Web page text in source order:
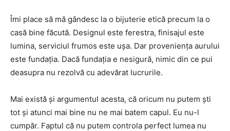
Îmi place să mă gândesc la o bijuterie etică precum la o
casă bine făcută. Designul este ferestra, finisajul este
lumina, serviciul frumos este ușa. Dar proveniența aurului
este fundația. Dacă fundația e nesigură, nimic din ce pui
deasupra nu rezolvă cu adevărat lucrurile.
Mai există și argumentul acesta, că oricum nu putem ști
tot și atunci mai bine nu ne mai batem capul. Eu nu-l
cumpăr. Faptul că nu putem controla perfect lumea nu